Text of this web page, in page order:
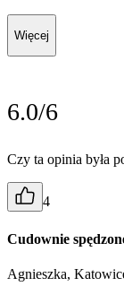
Więcej
6.0/6
Czy ta opinia była
4
Cudownie
Agnieszka,